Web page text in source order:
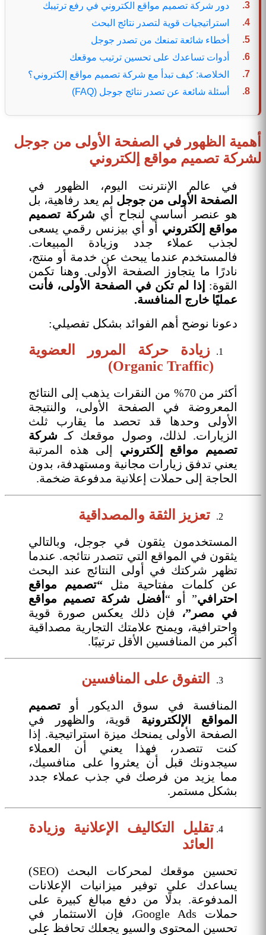
دور شركة تصميم مواقع الكتروني في رفع ترتيبك
استراتيجيات قوية لتصدر نتائج البحث
أخطاء شائعة تمنعك من تصدر جوجل
أدوات تساعدك على تحسين ترتيب موقعك
الخلاصة: كيف تبدأ مع شركة تصميم مواقع إلكتروني؟
أسئلة شائعة عن تصدر نتائج جوجل (FAQ)
أهمية الظهور في الصفحة الأولى من جوجل
لشركة تصميم مواقع إلكتروني
في عالم الإنترنت اليوم، الظهور في
الصفحة الأولى من جوجل لم يعد رفاهية، بل
هو عنصر أساسي لنجاح أي شركة تصميم
مواقع إلكتروني أو أي بيزنس رقمي يسعى
لجذب عملاء جدد وزيادة المبيعات.
فالمستخدم عندما يبحث عن خدمة أو منتج،
نادرًا ما يتجاوز الصفحة الأولى. وهنا تكمن
القوة: إذا لم تكن في الصفحة الأولى، فأنت
عمليًا خارج المنافسة.
دعونا نوضح أهم الفوائد بشكل تفصيلي:
زيادة حركة المرور العضوية
(Organic Traffic)
أكثر من 70% من النقرات يذهب إلى النتائج
المعروضة في الصفحة الأولى، والنتيجة
الأولى وحدها قد تحصد ما يقارب ثلث
الزيارات. لذلك، وصول موقعك كـشركة
تصميم مواقع إلكتروني إلى هذه المرتبة
يعني تدفق زيارات مجانية ومستهدفة، بدون
الحاجة إلى حملات إعلانية مدفوعة ضخمة.
تعزيز الثقة والمصداقية
المستخدمون يثقون في جوجل، وبالتالي
يثقون في المواقع التي تتصدر نتائجه. عندما
تظهر شركتك في أولى النتائج عند البحث
عن كلمات مفتاحية مثل “تصميم مواقع
احترافي” أو “ أفضل شركة تصميم مواقع
في مصر”، فإن ذلك يعكس صورة قوية
واحترافية، ويمنح علامتك التجارية مصداقية
أكبر من المنافسين الأقل ترتيبًا.
التفوق على المنافسين
المنافسة في سوق الديكور أو تصميم
المواقع الإلكترونية قوية، والظهور في
الصفحة الأولى يمنحك ميزة استراتيجية. إذا
كنت تتصدر، فهذا يعني أن العملاء
سيجدونك قبل أن يعثروا على منافسيك،
مما يزيد من فرصك في جذب عملاء جدد
بشكل مستمر.
تقليل التكاليف الإعلانية وزيادة
العائد
تحسين موقعك لمحركات البحث (SEO)
يساعدك على توفير ميزانيات الإعلانات
المدفوعة. بدلًا من دفع مبالغ كبيرة على
حملات Google Ads، فإن الاستثمار في
تحسين المحتوى والسيو يجعلك تحافظ على